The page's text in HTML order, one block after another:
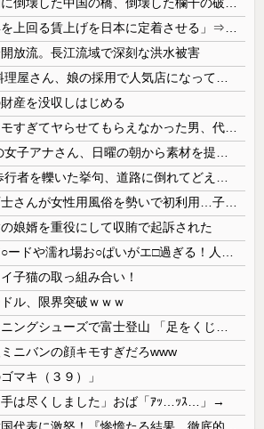
放流。長江流域で深刻な洪水被害
産を没収しはじめる
娘婿を重役にして収賄で起訴された
子猫の取っ組み合い！
ル、限界突破ｗｗｗ
ミニバンの顔キモすぎだろwww
マキ（３９）」
手は尽くしました」おば「ｱｯ…ｯｽ…」→